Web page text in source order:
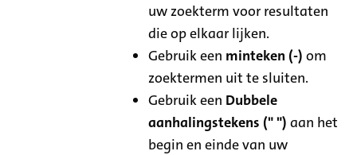
uw zoekterm voor resultaten
die op elkaar lijken.
Gebruik een minteken (-) om
zoektermen uit te sluiten.
Gebruik een Dubbele
aanhalingstekens (" ") aan het
begin en einde van uw